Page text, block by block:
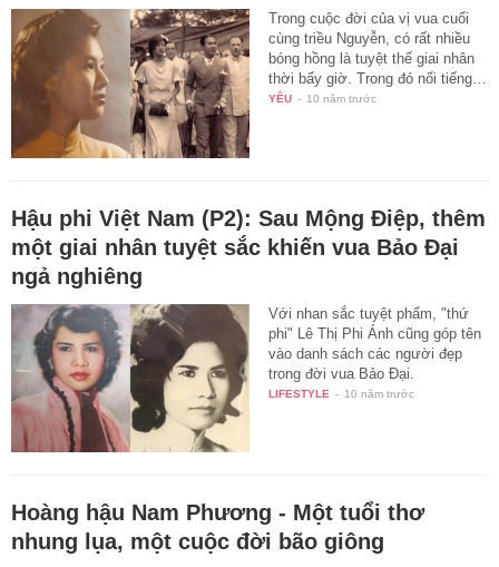
Trong cuộc đời của vị vua cuối
cùng triều Nguyễn, có rất nhiều
bóng hồng là tuyệt thế giai nhân
thời bấy giờ. Trong đó nổi tiếng…
YÊU - 10 năm trước
Hậu phi Việt Nam (P2): Sau Mộng Điệp, thêm
một giai nhân tuyệt sắc khiến vua Bảo Đại
ngả nghiêng
Với nhan sắc tuyệt phẩm, "thứ
phi" Lê Thị Phi Ánh cũng góp tên
vào danh sách các người đẹp
trong đời vua Bảo Đại.
LIFESTYLE - 10 năm trước
Hoàng hậu Nam Phương - Một tuổi thơ
nhung lụa, một cuộc đời bão giông